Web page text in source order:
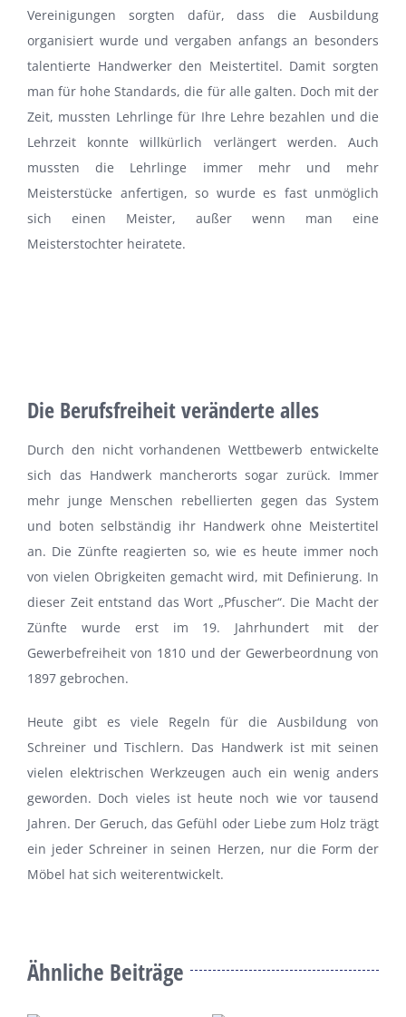
Vereinigungen sorgten dafür, dass die Ausbildung
organisiert wurde und vergaben anfangs an besonders
talentierte Handwerker den Meistertitel. Damit sorgten
man für hohe Standards, die für alle galten. Doch mit der
Zeit, mussten Lehrlinge für Ihre Lehre bezahlen und die
Lehrzeit konnte willkürlich verlängert werden. Auch
mussten die Lehrlinge immer mehr und mehr
Meisterstücke anfertigen, so wurde es fast unmöglich
sich einen Meister, außer wenn man eine
Meisterstochter heiratete.
Die Berufsfreiheit veränderte alles
Durch den nicht vorhandenen Wettbewerb entwickelte
sich das Handwerk mancherorts sogar zurück. Immer
mehr junge Menschen rebellierten gegen das System
und boten selbständig ihr Handwerk ohne Meistertitel
an. Die Zünfte reagierten so, wie es heute immer noch
von vielen Obrigkeiten gemacht wird, mit Definierung. In
dieser Zeit entstand das Wort „Pfuscher“. Die Macht der
Zünfte wurde erst im 19. Jahrhundert mit der
Gewerbefreiheit von 1810 und der Gewerbeordnung von
1897 gebrochen.
Heute gibt es viele Regeln für die Ausbildung von
Schreiner und Tischlern. Das Handwerk ist mit seinen
vielen elektrischen Werkzeugen auch ein wenig anders
geworden. Doch vieles ist heute noch wie vor tausend
Jahren. Der Geruch, das Gefühl oder Liebe zum Holz trägt
ein jeder Schreiner in seinen Herzen, nur die Form der
Möbel hat sich weiterentwickelt.
Ähnliche Beiträge